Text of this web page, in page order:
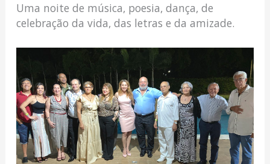
Uma noite de música, poesia, dança, de
celebração da vida, das letras e da amizade.